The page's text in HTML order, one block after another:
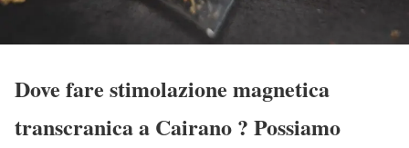
Dove fare stimolazione magnetica
transcranica a Cairano ? Possiamo